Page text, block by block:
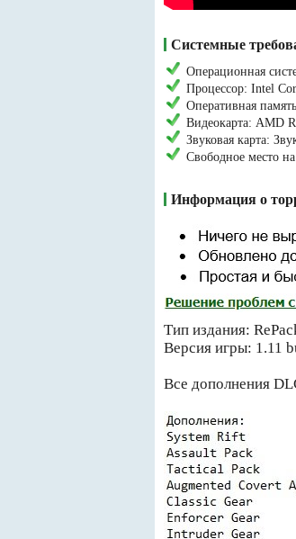
Системные
Операционная
Процессор: Intel
Оперативная
Видеокарта: AMD
Звуковая карта:
Свободное место
Информация о
Тип издания:
Версия игры: 1.11
Все дополнения